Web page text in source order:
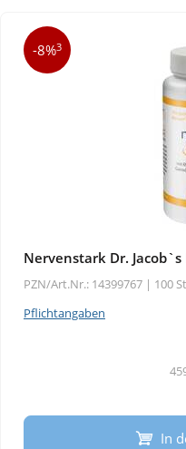
-8%3
Nervenstark Dr. Jacob`s
PZN/Art.Nr.: 14399767 | 100
Pflichtangaben
In